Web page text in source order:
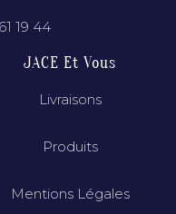
19 44
JACE Et Vous
Livraisons
Produits
Mentions Légales